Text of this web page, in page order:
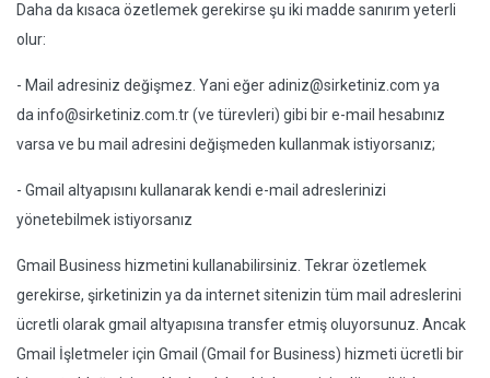
Daha da kısaca özetlemek gerekirse şu iki madde sanırım yeterli
olur:
- Mail adresiniz değişmez. Yani eğeradiniz@sirketiniz.com ya
da info@sirketiniz.com.tr(ve türevleri) gibi bir e-mail hesabınız
varsa ve bu mail adresini değişmeden kullanmak istiyorsanız;
- Gmail altyapısını kullanarak kendi e-mail adreslerinizi
yönetebilmek istiyorsanız
Gmail Business hizmetini kullanabilirsiniz. Tekrar özetlemek
gerekirse, şirketinizin ya da internet sitenizin tüm mail adreslerini
ücretli olarak gmail altyapısına transfer etmiş oluyorsunuz. Ancak
Gmail İşletmeler için Gmail (Gmail for Business) hizmeti ücretli bir